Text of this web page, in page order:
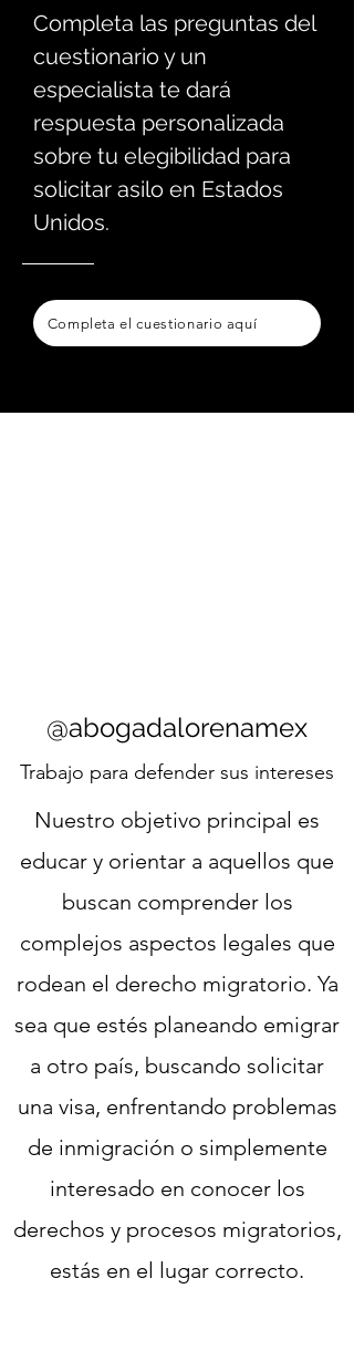
Completa las preguntas del
cuestionario y un
especialista te dará
respuesta personalizada
sobre tu elegibilidad para
solicitar asilo en Estados
Unidos.
Completa el cuestionario aquí
@abogadalorenamex
Trabajo para defender sus intereses
Nuestro objetivo principal es
educar y orientar a aquellos que
buscan comprender los
complejos aspectos legales que
rodean el derecho migratorio. Ya
sea que estés planeando emigrar
a otro país, buscando solicitar
una visa, enfrentando problemas
de inmigración o simplemente
interesado en conocer los
derechos y procesos migratorios,
estás en el lugar correcto.